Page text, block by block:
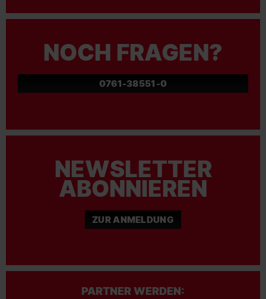
NOCH FRAGEN?
0761-38551-0
NEWSLETTER
ABONNIEREN
ZUR ANMELDUNG
PARTNER WERDEN: